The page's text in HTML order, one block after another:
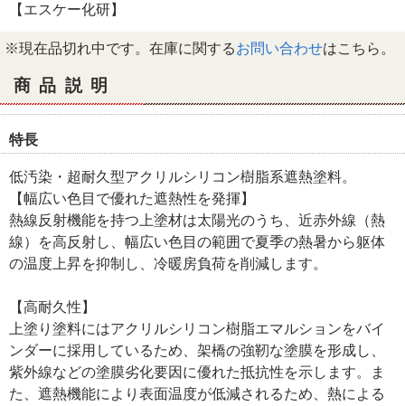
【エスケー化研】
※現在品切れ中です。在庫に関するお問い合わせはこちら。
商品説明
特長
低汚染・超耐久型アクリルシリコン樹脂系遮熱塗料。
【幅広い色目で優れた遮熱性を発揮】
熱線反射機能を持つ上塗材は太陽光のうち、近赤外線（熱
線）を高反射し、幅広い色目の範囲で夏季の熱暑から躯体
の温度上昇を抑制し、冷暖房負荷を削減します。
【高耐久性】
上塗り塗料にはアクリルシリコン樹脂エマルションをバイ
ンダーに採用しているため、架橋の強靭な塗膜を形成し、
紫外線などの塗膜劣化要因に優れた抵抗性を示します。ま
た、遮熱機能により表面温度が低減されるため、熱による